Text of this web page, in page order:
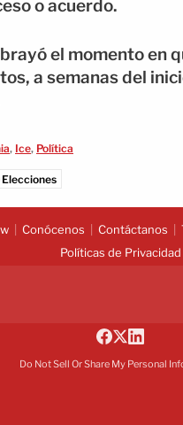
o acuerdo.
el momento en
a semanas del
, Ice, Política
Elecciones
Conócenos Contáctanos
Políticas de Privacidad
Do Not Sell Or Share My Personal